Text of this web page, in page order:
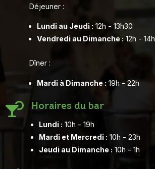
Déjeuner :
Lundi au Jeudi : 12h - 13h30
Vendredi au Dimanche :12h - 14h
Dîner :
Mardi à Dimanche :19h - 22h
 Horaires du bar
Lundi : 10h - 19h
Mardi et Mercredi : 10h - 23h
Jeudi au Dimanche : 10h - 1h